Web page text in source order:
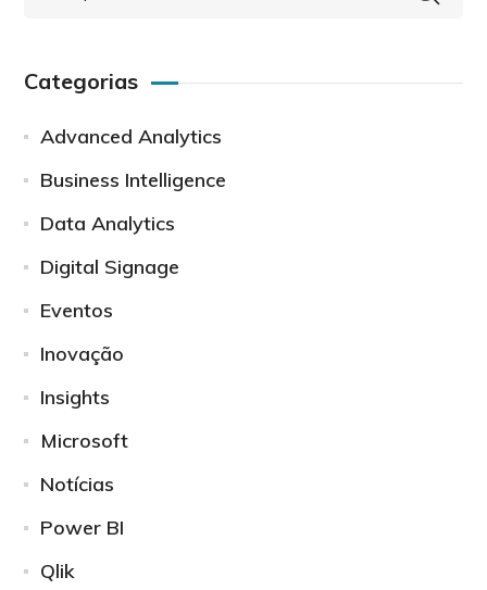
Categorias
Advanced Analytics
Business Intelligence
Data Analytics
Digital Signage
Eventos
Inovação
Insights
Microsoft
Notícias
Power BI
Qlik